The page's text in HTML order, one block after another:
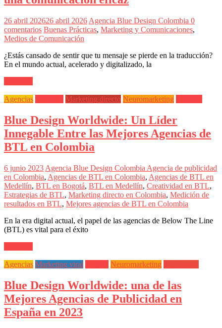
Periódicos
Producción
Gráfica
en
26 abril 202626 abril 2026 Agencia Blue Design Colombia 0
comentarios Buenas Prácticas, Marketing y Comunicaciones,
Medios de Comunicación
¿Estás cansado de sentir que tu mensaje se pierde en la traducción?
En el mundo actual, acelerado y digitalizado, la
Agencias Marketing directo Neuromarketing
Blue Design Worldwide: Un Líder
Innegable Entre las Mejores Agencias de
BTL en Colombia
6 junio 2023 Agencia Blue Design Colombia Agencia de publicidad
en Colombia, Agencias de BTL en Colombia, Agencias de BTL en
Medellín, BTL en Bogotá, BTL en Medellín, Creatividad en BTL,
Estrategias de BTL, Marketing directo en Colombia, Medición de
resultados en BTL, Mejores agencias de BTL en Colombia
En la era digital actual, el papel de las agencias de Below The Line
(BTL) es vital para el éxito
Agencias Marketing viral Neuromarketing
Blue Design Worldwide: una de las
Mejores Agencias de Publicidad en
España en 2023